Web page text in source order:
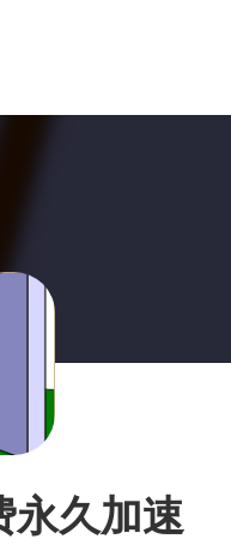
永久加速